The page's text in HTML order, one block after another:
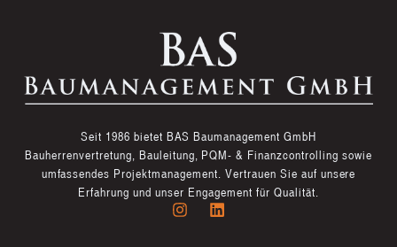
Seit 1986 bietet BAS Baumanagement GmbH
Bauherrenvertretung, Bauleitung, PQM- & Finanzcontrolling sowie
umfassendes Projektmanagement. Vertrauen Sie auf unsere
Erfahrung und unser Engagement für Qualität.